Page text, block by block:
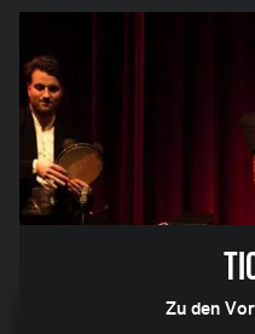
Zu den